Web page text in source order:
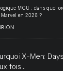
MCU : dans quel
en 2026 ?
X-Men:
fois...